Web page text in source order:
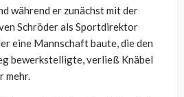
während er zunächst mit der
Schröder als Sportdirektor
eine Mannschaft baute, die den
bewerkstelligte, verließ Knäbel
mehr.